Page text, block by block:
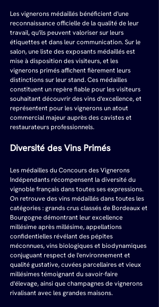
Les vignerons médaillés bénéficient d'une
reconnaissance officielle de la qualité de leur
travail, qu'ils peuvent valoriser sur leurs
étiquettes et dans leur communication. Sur le
salon, une liste des exposants médaillés est
mise à disposition des visiteurs, et les
vignerons primés affichent fièrement leurs
distinctions sur leur stand. Ces médailles
constituent un repère fiable pour les visiteurs
souhaitant découvrir des vins d'excellence, et
représentent pour les vignerons un atout
commercial majeur auprès des cavistes et
restaurateurs professionnels.
Diversité des Vins Primés
Les médailles du Concours des Vignerons
Indépendants récompensent la diversité du
vignoble français dans toutes ses expressions.
On retrouve des vins médaillés dans toutes les
catégories : grands crus classés de Bordeaux et
Bourgogne démontrant leur excellence
millésime après millésime, appellations
confidentielles révélant des pépites
méconnues, vins biologiques et biodynamiques
conjuguant respect de l'environnement et
qualité gustative, cuvées parcellaires et vieux
millésimes témoignant du savoir-faire
d'élevage, ainsi que champagnes de vignerons
rivalisant avec les grandes maisons.